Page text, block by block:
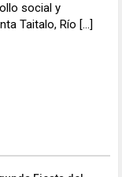
social y
Taitalo, Río […]